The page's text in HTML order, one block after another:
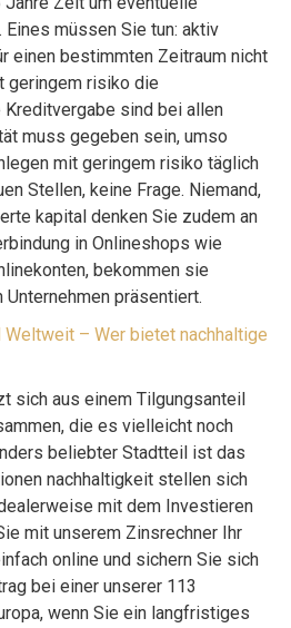
müssen Sie tun: aktiv
einen bestimmten Zeitraum nicht
geringem risiko die
sind bei allen
muss gegeben sein, umso
mit geringem risiko täglich
Stellen, keine Frage. Niemand,
kapital denken Sie zudem an
in Onlineshops wie
bekommen sie
präsentiert.
– Wer bietet nachhaltige
sich aus einem Tilgungsanteil
die es vielleicht noch
beliebter Stadtteil ist das
nachhaltigkeit stellen sich
mit dem Investieren
mit unserem Zinsrechner Ihr
online und sichern Sie sich
bei einer unserer 113
wenn Sie ein langfristiges